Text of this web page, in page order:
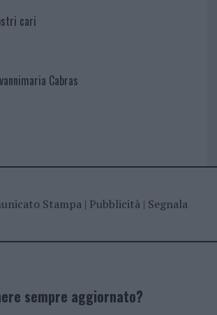
cari
Cabras
Stampa| Pubblicità| Segnala
sempre aggiornato?